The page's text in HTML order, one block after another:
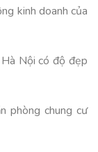
kinh doanh của
Nội có độ đẹp
phòng chung cư